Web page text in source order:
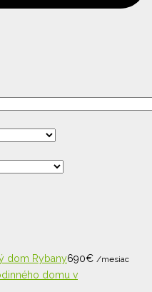
dom Rybany690€ /mesiac
domu v